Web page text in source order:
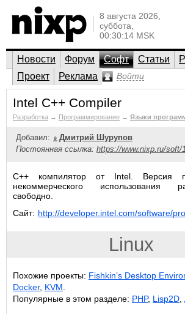
8 августа 2026,
суббота,
00:30:14 MSK
Новости Форум Софт Статьи
Проект
Реклама Войти
Intel C++ Compiler
Разработка → Программирование → Языки
Добавил:
Дмитрий Шурупов
Постоянная ссылка: https://www.nixp.ru/soft/
C++ компилятор от Intel. Версия
некоммерческого использования
свободно.
Сайт: http://developer.intel.com/software/
Linux
Похожие проекты: Fishkin’s Desktop
Docker, KVM
Популярные в этом разделе: PHP, Lisp2D